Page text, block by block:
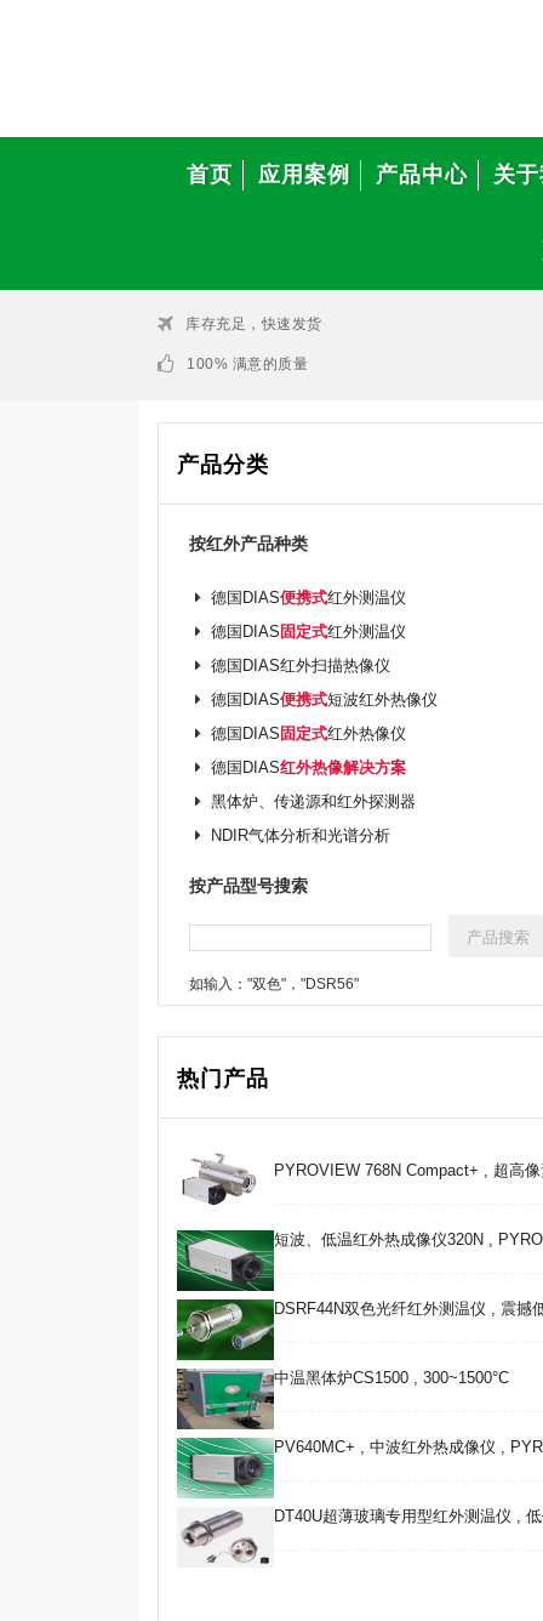
首页 应用案例 产品中心 关
库存充足，快速发货
100% 满意的质量
产品分类
按红外产品种类
德国DIAS便携式红外测温仪
德国DIAS 固定式红外测温仪
德国DIAS红外扫描热像仪
德国DIAS便携式短波红外热像仪
德国DIAS 固定式红外热像仪
德国DIAS红外热像解决方案
黑体炉、传递源和红外探测器
NDIR气体分析和光谱分析
按产品型号搜索
如输入："双色"，"DSR56"
热门产品
PYROVIEW 768N Compact+ , 超高
短波、低温红外热成像仪320N ,
DSRF44N双色光纤红外测温仪 , 震撼
中温黑体炉CS1500 , 300~1500°C
PV640MC+ , 中波红外热成像仪 ,
DT40U超薄玻璃专用型红外测温仪 ,